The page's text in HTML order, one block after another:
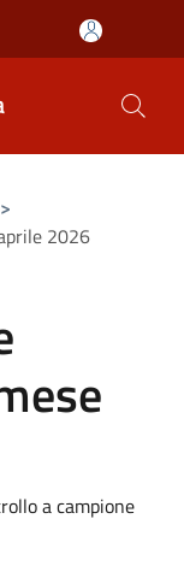
>
2026
a campione